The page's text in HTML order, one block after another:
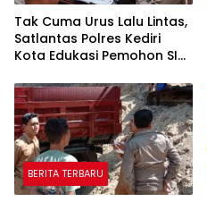
Tak Cuma Urus Lalu Lintas,
Satlantas Polres Kediri
Kota Edukasi Pemohon SIM
Pelatihan AI
BERITA TERBARU